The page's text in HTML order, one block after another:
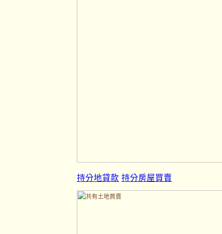
持分地貸款 持分房屋買賣